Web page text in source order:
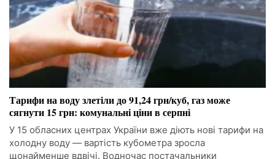
Тарифи на воду злетіли до 91,24 грн/куб, газ може
сягнути 15 грн: комунальні ціни в серпні
У 15 обласних центрах України вже діють нові тарифи на
холодну воду — вартість кубометра зросла
щонайменше вдвічі. Водночас постачальники